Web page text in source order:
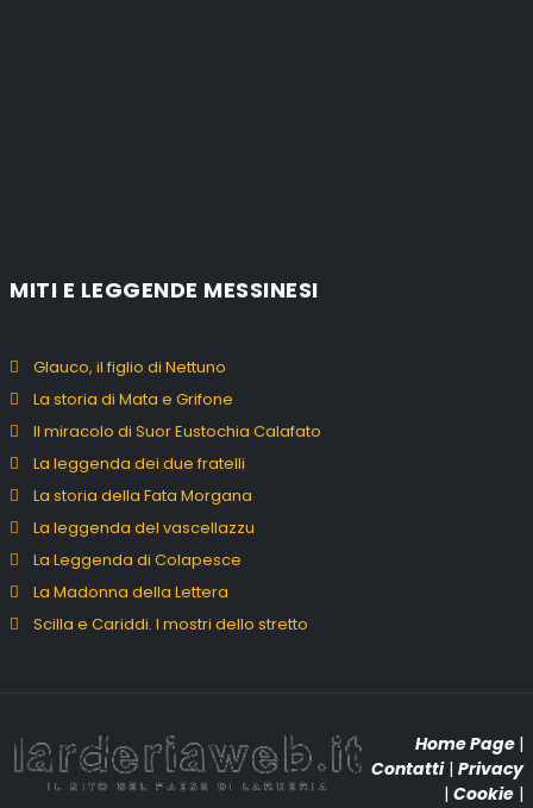
MITI E LEGGENDE MESSINESI
Glauco, il figlio di Nettuno
La storia di Mata e Grifone
Il miracolo di Suor Eustochia Calafato
La leggenda dei due fratelli
La storia della Fata Morgana
La leggenda del vascellazzu
La Leggenda di Colapesce
La Madonna della Lettera
Scilla e Cariddi. I mostri dello stretto
Home Page |
Contatti| Privacy
| Cookie |